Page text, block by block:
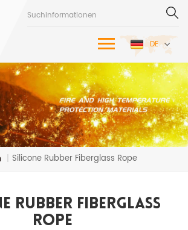
DE
| Silicone Rubber Fiberglass Rope
Rubber Fiberglass
Rope